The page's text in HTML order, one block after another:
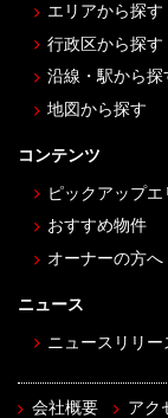
エリアから探す
行政区から探す
沿線・駅から探
地図から探す
コンテンツ
ピックアップエ
おすすめ物件
オーナーの方へ
ニュース
ニュースリリー
会社概要 アク